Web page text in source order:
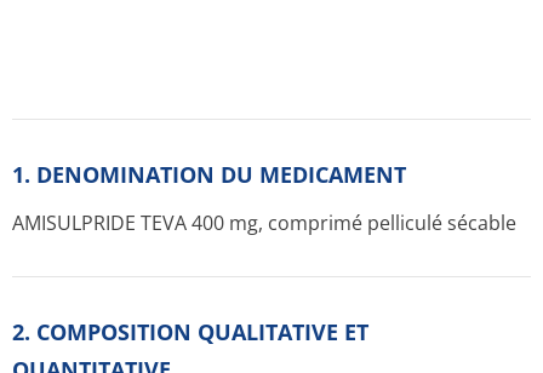
1. DENOMINATION DU MEDICAMENT
AMISULPRIDE TEVA 400 mg, comprimé pelliculé sécable
2. COMPOSITION QUALITATIVE ET